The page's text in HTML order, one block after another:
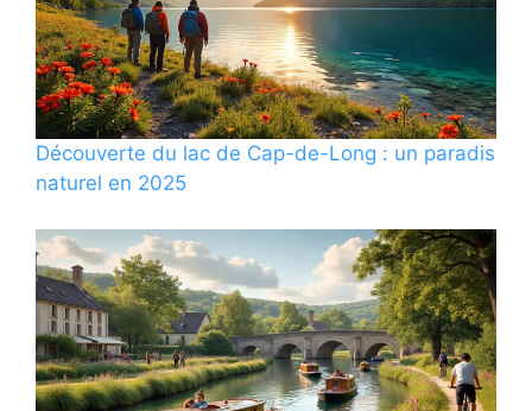
Découverte du lac de Cap-de-Long : un paradis
naturel en 2025